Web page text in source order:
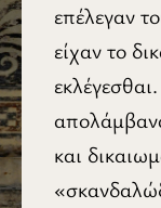
επέλεγαν
είχαν το
και